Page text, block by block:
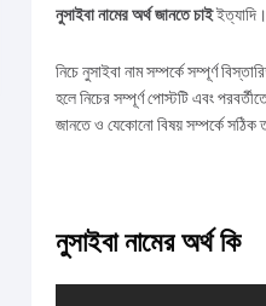
নুসাইবা নামের অর্থ জানতে চাইইত্যাদি।
নিচে নুসাইবা নাম সম্পর্কে সম্পূর্ণ
হলে নিচের সম্পূর্ণ পোস্টটি এবং
জানতে ও যেকোনো বিষয় সম্পর্কে
নুসাইবা নামের অর্থ কি